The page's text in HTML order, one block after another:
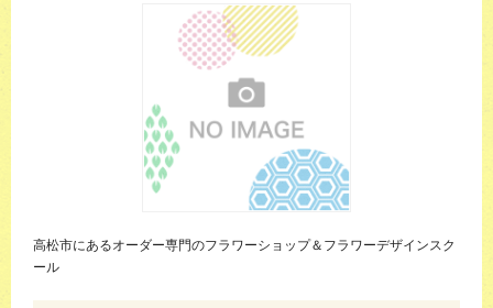
高松市にあるオーダー専門のフラワーショップ＆フラワーデザインスク
ール